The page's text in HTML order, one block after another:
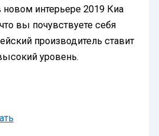
новом интерьере 2019 Киа
вы почувствуете себя
производитель ставит
уровень.